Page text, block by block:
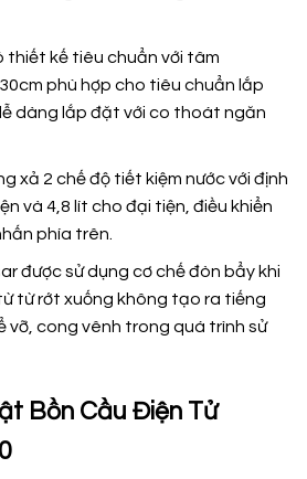
thiết kế tiêu chuẩn với tâm
phù hợp cho tiêu chuẩn lắp
dàng lắp đặt với co thoát ngăn
xả 2 chế độ tiết kiệm nước với định
và 4,8 lít cho đại tiện, điều khiển
phía trên.
được sử dụng cơ chế đòn bẩy khi
từ rớt xuống không tạo ra tiếng
vỡ, cong vênh trong quá trình sử
Bồn Cầu Điện Tử